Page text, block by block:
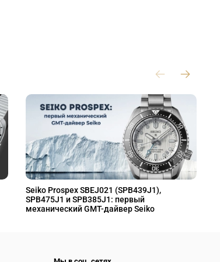
Seiko Prospex SBEJ021 (SPB439J1),
SPB475J1 и SPB385J1: первый
механический GMT-дайвер Seiko